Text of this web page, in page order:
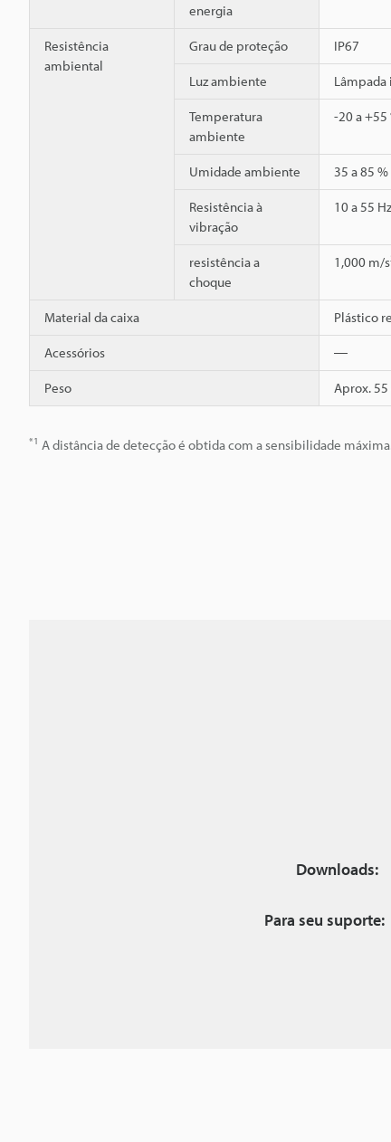
energia
Resistência
ambiental
Grau de proteção IP67
Luz ambiente Lâmpada
Temperatura
ambiente
-20 a +55
Umidade ambiente 35 a 85
Resistência à
vibração
10 a 55
resistência a
choque
1,000 m/s
Material da caixa Plástico
Acessórios ―
Peso Aprox.
*1 A distância de detecção é obtida com a sensibilidade
Downloads:
Para seu suporte: